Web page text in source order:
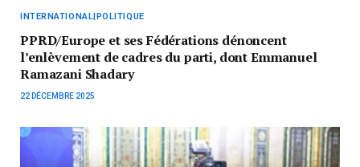
INTERNATIONAL|POLITIQUE
PPRD/Europe et ses Fédérations dénoncent
l’enlèvement de cadres du parti, dont Emmanuel
Ramazani Shadary
22 DÉCEMBRE 2025